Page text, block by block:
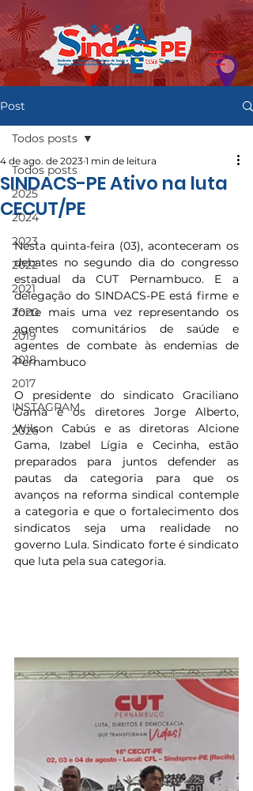
Post
Todos posts
2025
2024
2023
2022
2021
2020
2019
2018
2017
INSTAGRAM
2026
Todos posts
SINDACS-PE Ativo na luta
CECUT/PE
4 de ago. de 2023 1 min de leitura
Nesta quinta-feira (03), aconteceram os
debates no segundo dia do congresso
estadual da CUT Pernambuco. E a
delegação do SINDACS-PE está firme e
forte mais uma vez representando os
agentes comunitários de saúde e
agentes de combate às endemias de
Pernambuco
O presidente do sindicato Graciliano
Gama é os diretores Jorge Alberto,
Wilson Cabús e as diretoras Alcione
Gama, Izabel Lígia e Cecinha, estão
preparados para juntos defender as
pautas da categoria para que os
avanços na reforma sindical contemple
a categoria e que o fortalecimento dos
sindicatos seja uma realidade no
governo Lula. Sindicato forte é sindicato
que luta pela sua categoria.